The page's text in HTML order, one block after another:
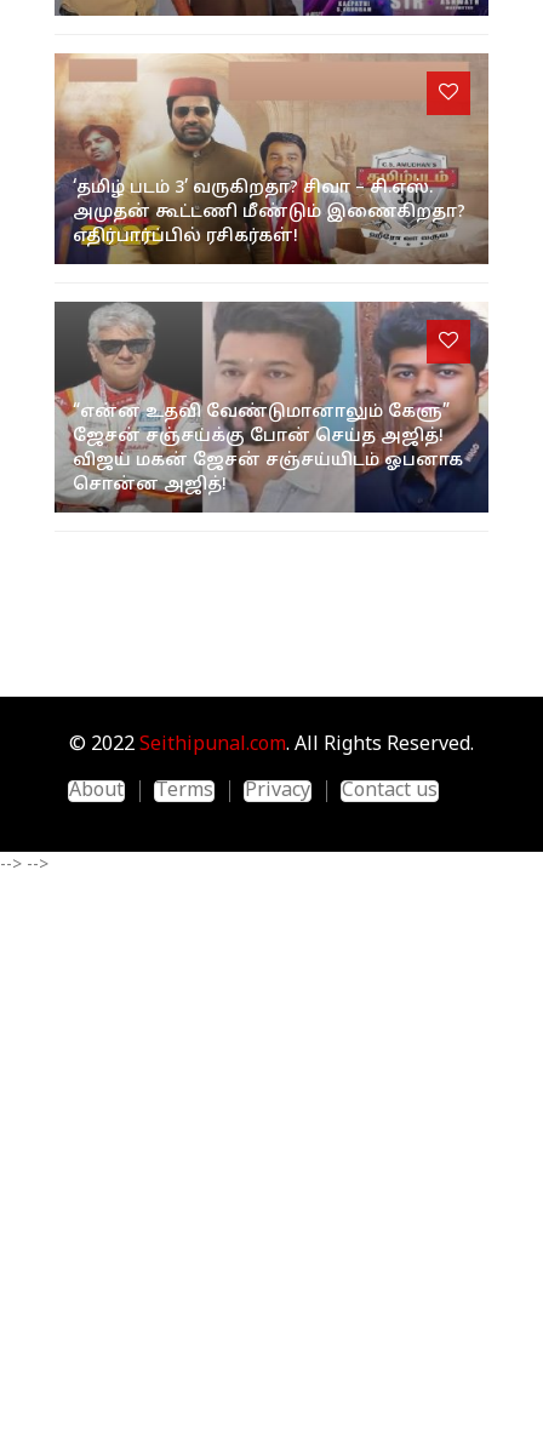
‘தமிழ் படம் 3’ வருகிறதா? சிவா – சி.எஸ்.
அமுதன் கூட்டணி மீண்டும் இணைகிறதா?
எதிர்பார்ப்பில் ரசிகர்கள்!
“என்ன உதவி வேண்டுமானாலும் கேளு”
ஜேசன் சஞ்சய்க்கு போன் செய்த அஜித்!
விஜய் மகன் ஜேசன் சஞ்சய்யிடம் ஓபனாக
சொன்ன அஜித்!
© 2022 Seithipunal.com. All Rights Reserved.
About
Terms Privacy Contact us
--> -->